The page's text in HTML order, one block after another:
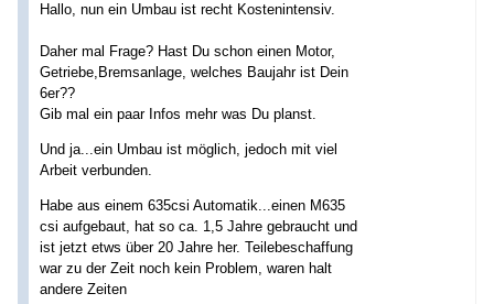
Hallo, nun ein Umbau ist recht Kostenintensiv.
Daher mal Frage? Hast Du schon einen Motor,
Getriebe,Bremsanlage, welches Baujahr ist Dein
6er??
Gib mal ein paar Infos mehr was Du planst.
Und ja...ein Umbau ist möglich, jedoch mit viel
Arbeit verbunden.
Habe aus einem 635csi Automatik...einen M635
csi aufgebaut, hat so ca. 1,5 Jahre gebraucht und
ist jetzt etws über 20 Jahre her. Teilebeschaffung
war zu der Zeit noch kein Problem, waren halt
andere Zeiten